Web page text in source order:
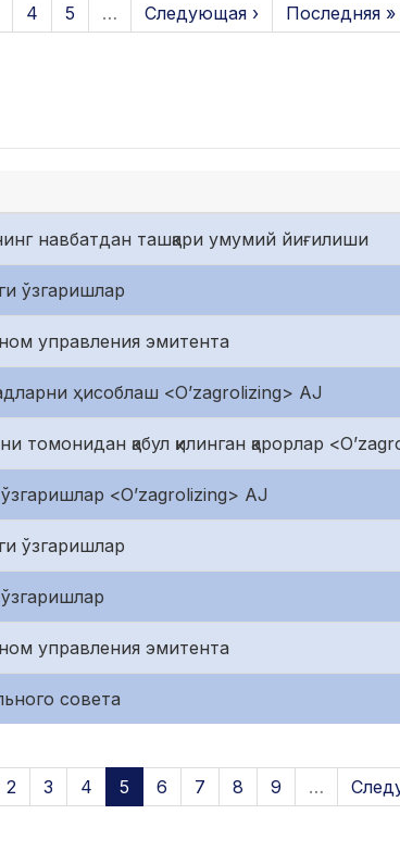
4 5 … Следующая › Последняя »
навбатдан ташқари умумий йиғилиши
ўзгаришлар
управления эмитента
ҳисоблаш <O’zagrolizing> AJ
томонидан қабул қилинган қарорлар
<O’zagrolizing> AJ
ўзгаришлар
управления эмитента
совета
2 3 4 5 6 7 8 9 …